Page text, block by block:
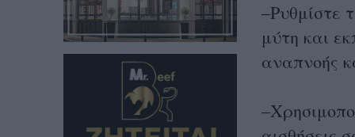
–Ρυθμίστε
μύτη και
αναπνοής